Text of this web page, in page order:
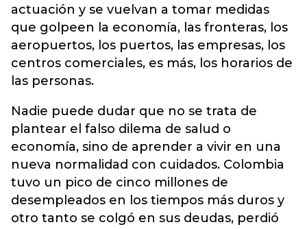
actuación y se vuelvan a tomar medidas
que golpeen la economía, las fronteras, los
aeropuertos, los puertos, las empresas, los
centros comerciales, es más, los horarios de
las personas.
Nadie puede dudar que no se trata de
plantear el falso dilema de salud o
economía, sino de aprender a vivir en una
nueva normalidad con cuidados. Colombia
tuvo un pico de cinco millones de
desempleados en los tiempos más duros y
otro tanto se colgó en sus deudas, perdió